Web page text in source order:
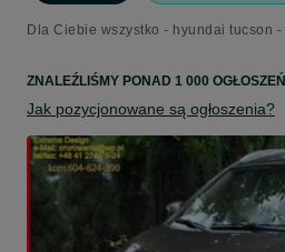
ZNALEŹLIŚMY PONAD 1 000 OGŁOSZEŃ
Jak pozycjonowane są ogłoszenia?